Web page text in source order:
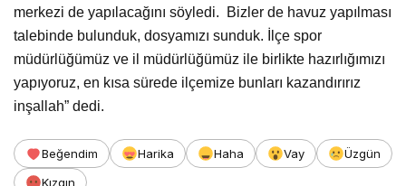
merkezi de yapılacağını söyledi.
Bizler de havuz yapılması
talebinde bulunduk, dosyamızı sunduk. İlçe spor
müdürlüğümüz ve il müdürlüğümüz ile birlikte hazırlığımızı
yapıyoruz, en kısa sürede ilçemize bunları kazandırırız
inşallah” dedi.
Beğendim Harika Haha Vay
Üzgün
Kızgın